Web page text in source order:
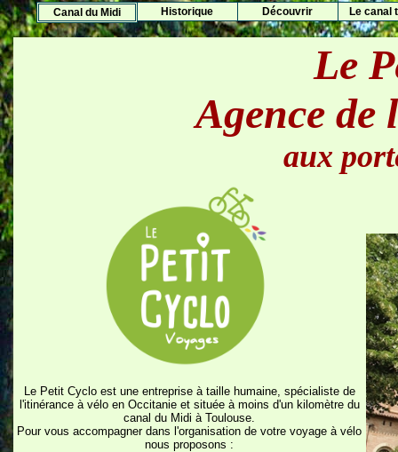
Canal du Midi Historique Découvrir Le canal
Le
Agence de
aux
Le Petit Cyclo est une entreprise à taille humaine, spécialiste de
l'itinérance à vélo en Occitanie et située à moins d'un kilomètre du
canal du Midi à Toulouse.
Pour vous accompagner dans l'organisation de votre voyage à vélo
nous proposons :